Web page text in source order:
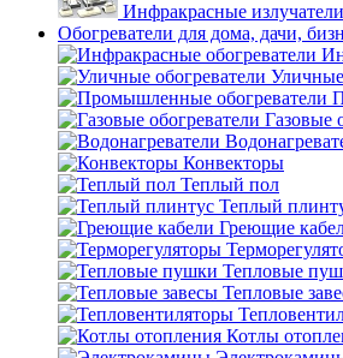
Инфракрасные излучатели
Обогреватели для дома, дачи,
Уличные
Газовые
Конвекторы
Теплый пол
Теплый
Греющие
Тепловые
Тепловые
Котлы